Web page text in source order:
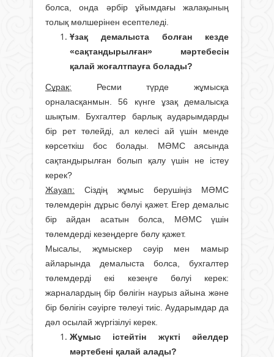
болса, онда әрбір ұйымдағы жалақының
толық мөлшерінен есептеледі.
Ұзақ демалыста болған кезде
«сақтандырылған» мәртебесін
қалай жоғалтпауға болады?
Сұрақ: Ресми түрде жұмысқа
орналасқанмын. 56 күнге ұзақ демалысқа
шықтым. Бухгалтер барлық аударымдарды
бір рет төлейді, ал келесі ай үшін менде
көрсеткіш бос болады. МӘМС аясында
сақтандырылған болып қалу үшін не істеу
керек?
Жауап: Сіздің жұмыс берушіңіз МӘМС
төлемдерін дұрыс бөлуі қажет. Егер демалыс
бір айдан асатын болса, МӘМС үшін
төлемдерді кезеңдерге бөлу қажет.
Мысалы, жұмыскер сәуір мен мамыр
айларында демалыста болса, бухгалтер
төлемдерді екі кезеңге бөлуі керек:
жарналардың бір бөлігін наурыз айына және
бір бөлігін сәуірге төлеуі тиіс. Аударымдар да
дәл осылай жүргізілуі керек.
Жұмыс істейтін жүкті әйелдер
мәртебені қалай алады?